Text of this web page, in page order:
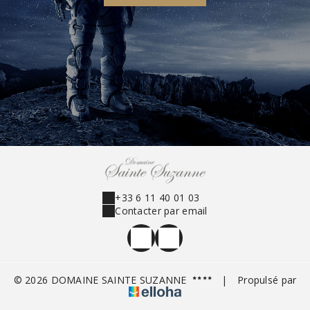
+33 6 11 40 01 03
Contacter par email
© 2026 DOMAINE SAINTE SUZANNE | Propulsé par